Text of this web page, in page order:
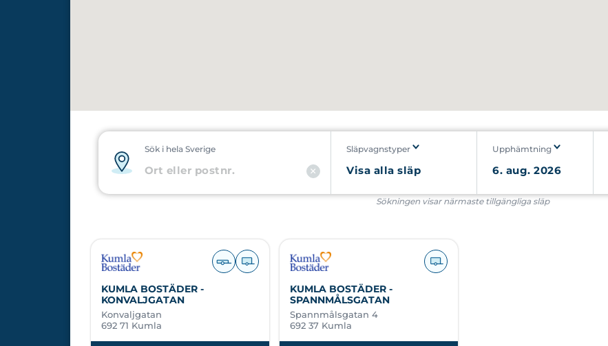
Sök i hela Sverige Släpvagnstyper Upphämtning
Sökningen visar närmaste tillgängliga släp
KUMLA BOSTÄDER -
KONVALJGATAN
Konvaljgatan
692 71 Kumla
KUMLA BOSTÄDER -
SPANNMÅLSGATAN
Spannmålsgatan 4
692 37 Kumla